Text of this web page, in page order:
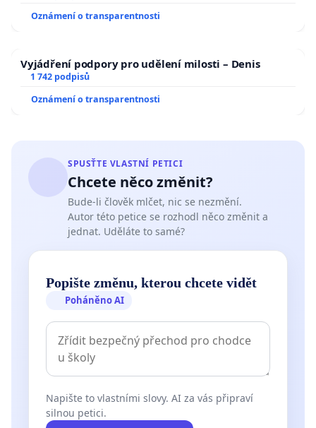
Oznámení o transparentnosti
Vyjádření podpory pro udělení milosti – Denis
1 742 podpisů
Oznámení o transparentnosti
SPUSŤTE VLASTNÍ PETICI
Chcete něco změnit?
Bude-li člověk mlčet, nic se nezmění.
Autor této petice se rozhodl něco změnit a
jednat. Uděláte to samé?
Popište změnu, kterou chcete vidět
Poháněno AI
Napište to vlastními slovy. AI za vás připraví
silnou petici.